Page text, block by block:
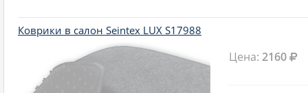
Коврики в салон Seintex LUX S17988
Цена:2160